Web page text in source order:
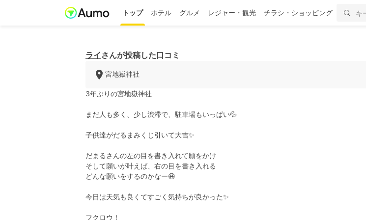
トップ ホテル グルメ レジャー・観光 チラシ・ショッピング
ライ さんが投稿した口コミ
宮地嶽神社
3年ぶりの宮地嶽神社
まだ人も多く、少し渋滞で、駐車場もいっぱい💦
子供達がだるまみくじ引いて大吉✨
だまるさんの左の目を書き入れて願をかけ
そして願いが叶えば、右の目を書き入れる
どんな願いをするのかなー😆
今日は天気も良くてすごく気持ちが良かった✨
フクロウ！